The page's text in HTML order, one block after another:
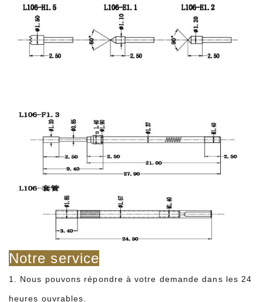
Notre service
1. Nous pouvons répondre à votre demande dans les 24
heures ouvrables.